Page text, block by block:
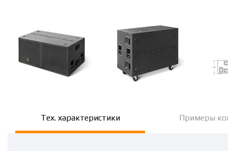
Тех. характеристики Примеры